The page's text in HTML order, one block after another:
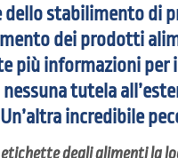
dello stabilimento di
dei prodotti
più informazioni per
tutela
incredibile
degli alimenti la